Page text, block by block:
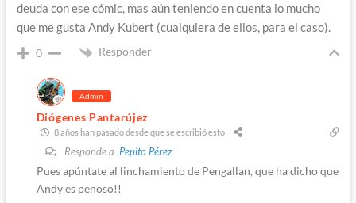
deuda con ese cómic, mas aún teniendo en cuenta lo mucho
que me gusta Andy Kubert (cualquiera de ellos, para el caso).
0 Responder
Admin
Diógenes Pantarújez
8 años han pasado desde que se escribió esto
Responde a Pepito Pérez
Pues apúntate al linchamiento de Pengallan, que ha dicho que
Andy es penoso!!